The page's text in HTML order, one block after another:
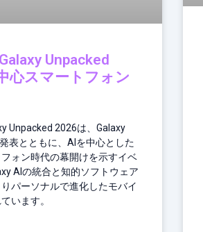
Unpacked
心スマートフォン
Unpacked 2026は、Galaxy
表とともに、AIを中心とした
ォン時代の幕開けを示すイベ
AIの統合と知的ソフトウェア
パーソナルで進化したモバイ
います。